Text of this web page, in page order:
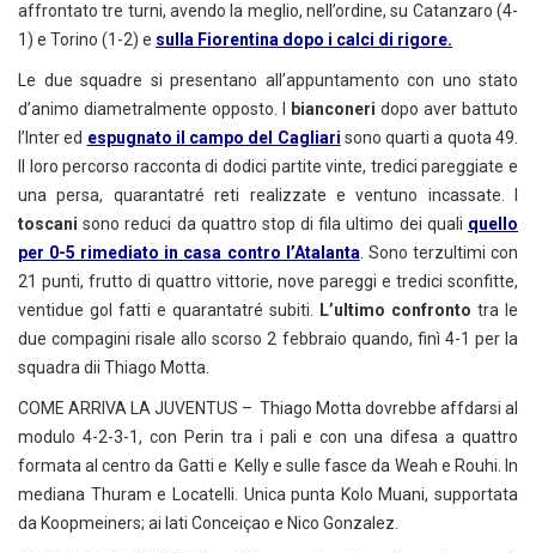
affrontato tre turni, avendo la meglio, nell’ordine, su Catanzaro (4-
1) e Torino (1-2) e sulla Fiorentina dopo i calci di rigore.
Le due squadre si presentano all’appuntamento con uno stato
d’animo diametralmente opposto. I
bianconeri dopo aver battuto
l’Inter ed espugnato il campo del Cagliari sono quarti a quota 49.
Il loro percorso racconta di dodici partite vinte, tredici pareggiate e
una persa, quarantatré reti realizzate e ventuno incassate. I
toscani sono reduci da quattro stop di fila ultimo dei quali quello
per 0-5 rimediato in casa contro l’Atalanta. Sono terzultimi con
21 punti, frutto di quattro vittorie, nove pareggi e tredici sconfitte,
ventidue gol fatti e quarantatré subiti. L’ultimo confronto tra le
due compagini risale allo scorso 2 febbraio quando, finì 4-1 per la
squadra dii Thiago Motta.
COME ARRIVA LA JUVENTUS – Thiago Motta dovrebbe affdarsi al
modulo 4-2-3-1, con Perin tra i pali e con una difesa a quattro
formata al centro da Gatti e Kelly e sulle fasce da Weah e Rouhi. In
mediana Thuram e Locatelli. Unica punta Kolo Muani, supportata
da Koopmeiners; ai lati Conceiçao e Nico Gonzalez.